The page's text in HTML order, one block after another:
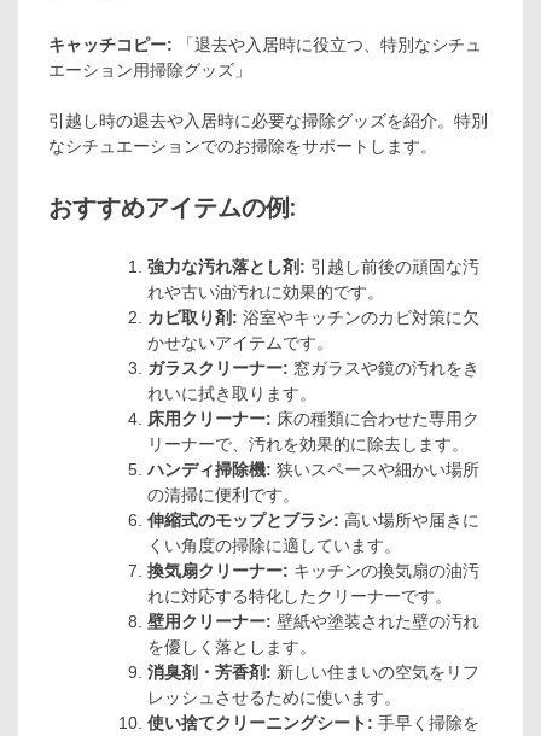
キャッチコピー: 「退去や入居時に役立つ、特別なシチュ
エーション用掃除グッズ」
引越し時の退去や入居時に必要な掃除グッズを紹介。特別
なシチュエーションでのお掃除をサポートします。
おすすめアイテムの例:
強力な汚れ落とし剤: 引越し前後の頑固な汚
れや古い油汚れに効果的です。
カビ取り剤: 浴室やキッチンのカビ対策に欠
かせないアイテムです。
ガラスクリーナー: 窓ガラスや鏡の汚れをき
れいに拭き取ります。
床用クリーナー: 床の種類に合わせた専用ク
リーナーで、汚れを効果的に除去します。
ハンディ掃除機: 狭いスペースや細かい場所
の清掃に便利です。
伸縮式のモップとブラシ: 高い場所や届きに
くい角度の掃除に適しています。
換気扇クリーナー: キッチンの換気扇の油汚
れに対応する特化したクリーナーです。
壁用クリーナー: 壁紙や塗装された壁の汚れ
を優しく落とします。
消臭剤・芳香剤: 新しい住まいの空気をリフ
レッシュさせるために使います。
使い捨てクリーニングシート: 手早く掃除を